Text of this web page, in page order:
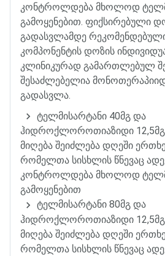
კონტროლდება მხოლოდ
გამოყენებით. ფიქსირებული
გადასვლამდე
კომპონენტის დოზის
კლინიკურად გამართლებულ
შესაძლებელია
გადასვლა.
ტელმისარტანი 40მგ და
ჰიდროქლოროთიაზიდი 12,5მგ
მიღება შეიძლება დღეში
რომელთა სისხლის წნევაც
კონტროლდება მხოლოდ
გამოყენებით
ტელმისარტანი 80მგ და
ჰიდროქლოროთიაზიდი 12,5მგ
მიღება შეიძლება დღეში
რომელთა სისხლის წნევაც